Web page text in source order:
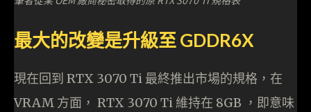
最大的改變是升級至 GDDR6X
現在回到 RTX 3070 Ti 最終推出市場的規格，在
VRAM 方面， RTX 3070 Ti 維持在 8GB ，即意味